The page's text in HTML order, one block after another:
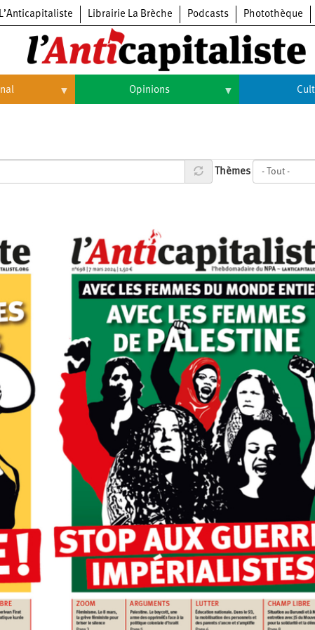
L’Anticapitaliste Librairie La Brèche Podcasts Photothèque
Opinions
Livres
Musique
Thèmes